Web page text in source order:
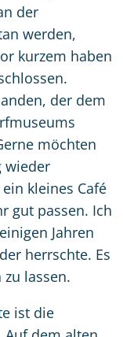
der
werden,
kurzem haben
der dem
möchten
wieder
kleines Café
gut passen. Ich
Jahren
herrschte. Es
lassen.
ist die